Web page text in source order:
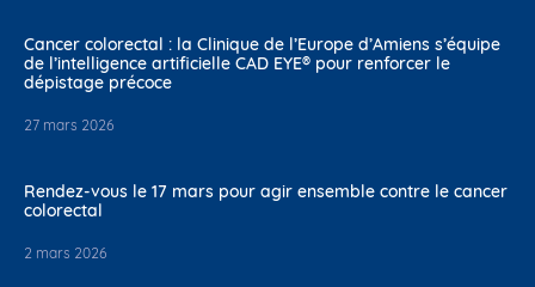
Cancer colorectal : la Clinique de l’Europe d’Amiens s’équipe
de l’intelligence artificielle CAD EYE® pour renforcer le
dépistage précoce
27 mars 2026
Rendez-vous le 17 mars pour agir ensemble contre le cancer
colorectal
2 mars 2026